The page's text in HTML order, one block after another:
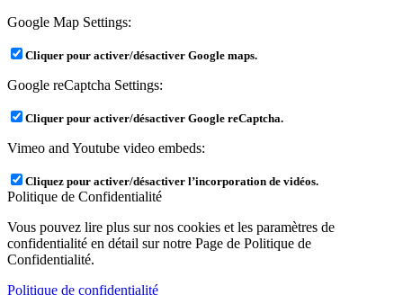
Google Map Settings:
Cliquer pour activer/désactiver Google maps.
Google reCaptcha Settings:
Cliquer pour activer/désactiver Google reCaptcha.
Vimeo and Youtube video embeds:
Cliquez pour activer/désactiver l’incorporation de vidéos.
Politique de Confidentialité
Vous pouvez lire plus sur nos cookies et les paramètres de
confidentialité en détail sur notre Page de Politique de
Confidentialité.
Politique de confidentialité